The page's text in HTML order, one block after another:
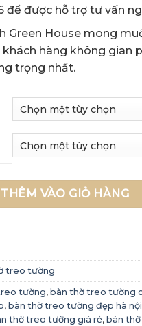
để được hỗ trợ tư vấn
Green House mong
khách hàng không gian
trọng nhất.
giá rẻ Hà Nội - Mẫu BT
THÊM VÀO GIỎ HÀNG
treo tường
tường, bàn thờ treo tường
, bàn thờ treo tường đẹp hà nội
thờ treo tường giá rẻ, bàn